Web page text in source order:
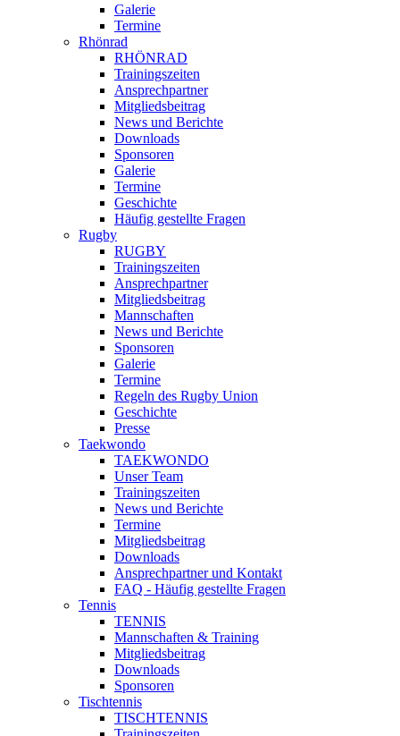
Galerie
Termine
Rhönrad
RHÖNRAD
Trainingszeiten
Ansprechpartner
Mitgliedsbeitrag
News und Berichte
Downloads
Sponsoren
Galerie
Termine
Geschichte
Häufig gestellte Fragen
Rugby
RUGBY
Trainingszeiten
Ansprechpartner
Mitgliedsbeitrag
Mannschaften
News und Berichte
Sponsoren
Galerie
Termine
Regeln des Rugby Union
Geschichte
Presse
Taekwondo
TAEKWONDO
Unser Team
Trainingszeiten
News und Berichte
Termine
Mitgliedsbeitrag
Downloads
Ansprechpartner und Kontakt
FAQ - Häufig gestellte Fragen
Tennis
TENNIS
Mannschaften & Training
Mitgliedsbeitrag
Downloads
Sponsoren
Tischtennis
TISCHTENNIS